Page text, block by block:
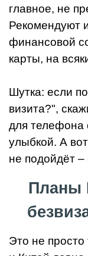
главное, не
Рекомендуют
финансовой
карты, на
Шутка: если
визита?",
для телефона
улыбкой. А
не подойдёт
Планы
Это не просто